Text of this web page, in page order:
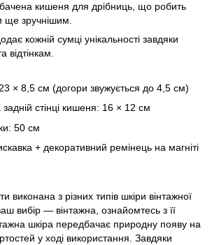
кишеня для дрібниць, що робить
ще зручнішим.
кожній сумці унікальності завдяки
відтінкам.
× 8,5 см (догори звужується до 4,5 см)
стінці кишеня: 16 × 12 см
50 см
+ декоративний ремінець на магніті
з різних типів шкіри вінтажної
вибір — вінтажна, ознайомтесь з її
шкіра передбачає природну появу на
у ході використання. Завдяки